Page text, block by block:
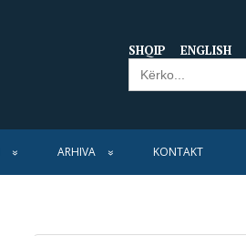
SHQIP ENGLISH
Search
for:
ARHIVA KONTAKT